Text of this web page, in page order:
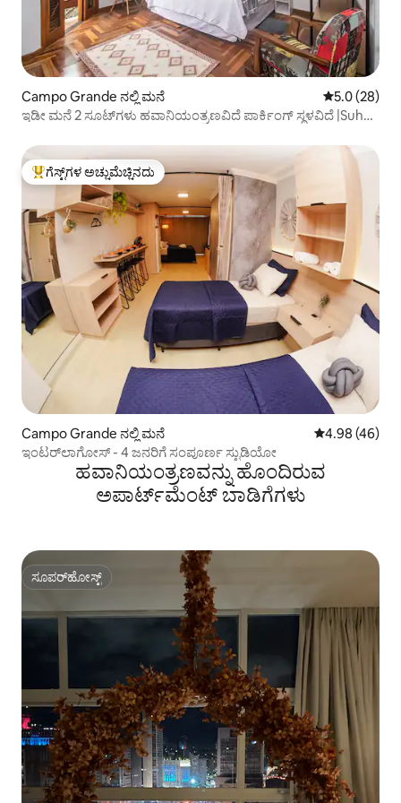
Campo Grande ನಲ್ಲಿ ಮನೆ 5 ರಲ್ಲಿ 5.0
5.0 (28)
ಇಡೀ ಮನೆ 2 ಸೂಟ್‌ಗಳು ಹವಾನಿಯಂತ್ರಣವಿದೆ ಪಾರ್ಕಿಂಗ್ ಸ್ಥಳವಿದೆ |Suhai
ಗೆಸ್ಟ್‌ಗಳಿಗೆ ಅತಿ ಹೆಚ್ಚು ಅಚ್ಚುಮೆಚ್ಚಿನದು
ಗೆಸ್ಟ್‌ಗಳ ಅಚ್ಚುಮೆಚ್ಚಿನದು
Campo Grande ನಲ್ಲಿ ಮನೆ 5 ರಲ್ಲಿ 4.98
4.98 (46)
ಇಂಟರ್‌ಲಾಗೋಸ್ - 4 ಜನರಿಗೆ ಸಂಪೂರ್ಣ ಸ್ಟುಡಿಯೋ
ಹವಾನಿಯಂತ್ರಣವನ್ನು ಹೊಂದಿರುವ
ಅಪಾರ್ಟ್‌ಮೆಂಟ್‌ ಬಾಡಿಗೆಗಳು
ಸೂಪರ್‌ಹೋಸ್ಟ್
ಸೂಪರ್‌ಹೋಸ್ಟ್